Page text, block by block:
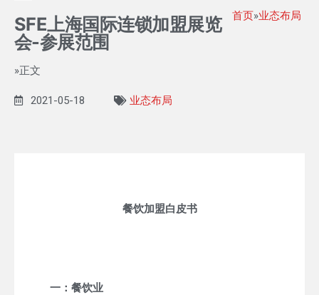
SFE上海国际连锁加盟展览
会-参展范围
首页»业态布局
»正文
2021-05-18 业态布局
餐饮加盟白皮书
一：餐饮业